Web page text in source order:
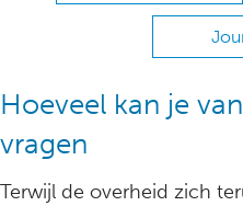
Hoeveel kan je
vragen
Terwijl de overheid zich